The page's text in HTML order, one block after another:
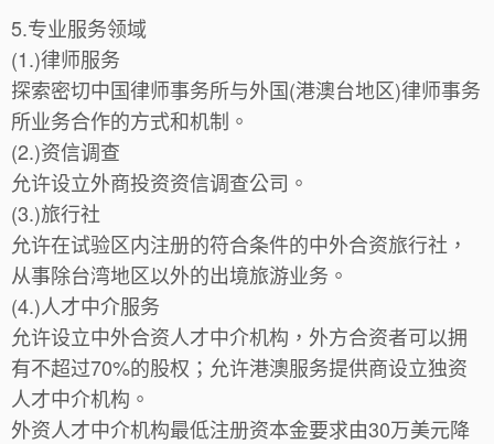
5.专业服务领域
(1.)律师服务
探索密切中国律师事务所与外国(港澳台地区)律师事务
所业务合作的方式和机制。
(2.)资信调查
允许设立外商投资资信调查公司。
(3.)旅行社
允许在试验区内注册的符合条件的中外合资旅行社，
从事除台湾地区以外的出境旅游业务。
(4.)人才中介服务
允许设立中外合资人才中介机构，外方合资者可以拥
有不超过70%的股权；允许港澳服务提供商设立独资
人才中介机构。
外资人才中介机构最低注册资本金要求由30万美元降